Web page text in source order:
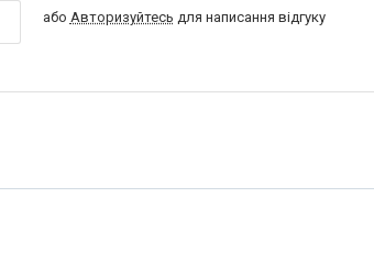
або Авторизуйтесь для написання відгуку